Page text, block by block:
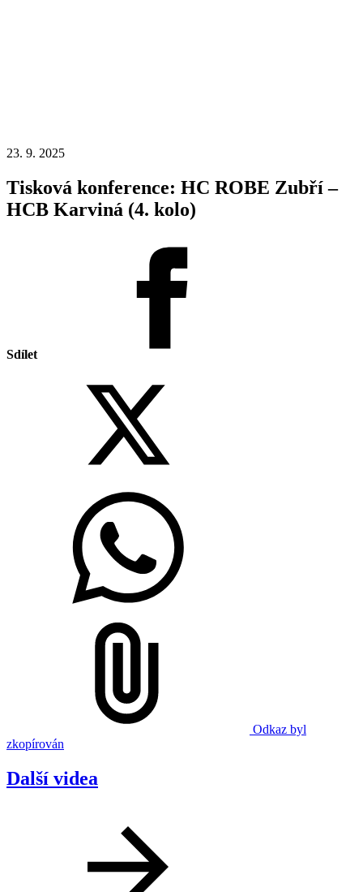
23. 9. 2025
Tisková konference: HC ROBE Zubří –
HCB Karviná (4. kolo)
Sdílet
Odkaz byl
zkopírován
Další videa